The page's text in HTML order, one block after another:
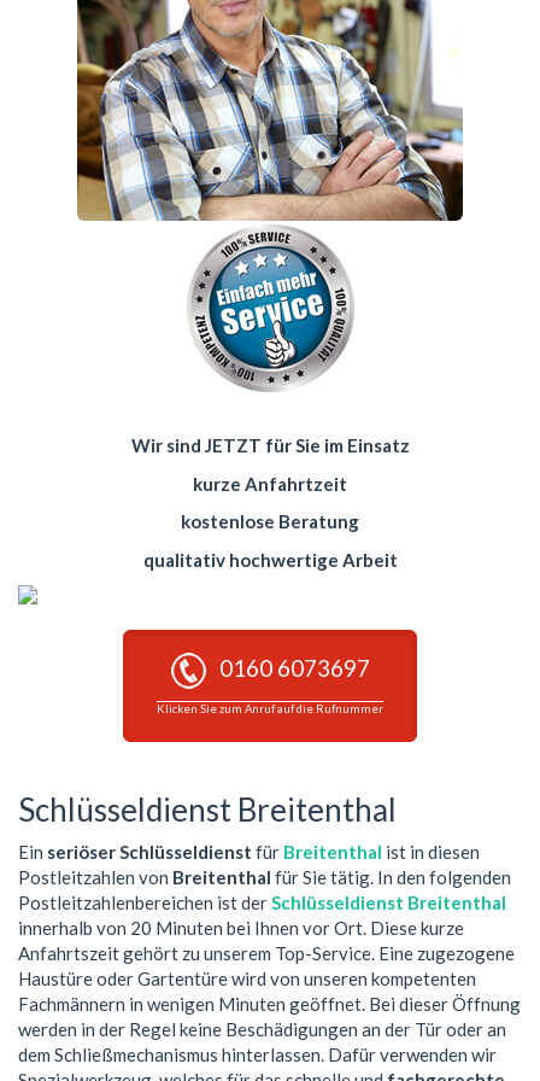
Wir sind JETZT für Sie im Einsatz
kurze Anfahrtzeit
kostenlose Beratung
qualitativ hochwertige Arbeit
0160 6073697
Klicken Sie zum Anruf auf die Rufnummer
Schlüsseldienst Breitenthal
Ein seriöser Schlüsseldienst für Breitenthal ist in diesen
Postleitzahlen von Breitenthal für Sie tätig. In den folgenden
Postleitzahlenbereichen ist derSchlüsseldienst Breitenthal
innerhalb von 20 Minuten bei Ihnen vor Ort. Diese kurze
Anfahrtszeit gehört zu unserem Top-Service. Eine zugezogene
Haustüre oder Gartentüre wird von unseren kompetenten
Fachmännern in wenigen Minuten geöffnet. Bei dieser Öffnung
werden in der Regel keine Beschädigungen an der Tür oder an
dem Schließmechanismus hinterlassen. Dafür verwenden wir